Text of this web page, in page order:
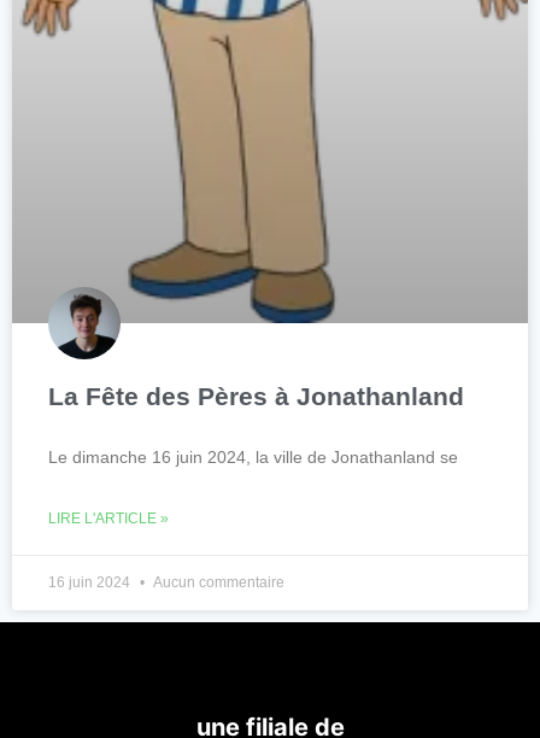
La Fête des Pères à Jonathanland
Le dimanche 16 juin 2024, la ville de Jonathanland se
LIRE L'ARTICLE »
16 juin 2024 Aucun commentaire
une filiale de